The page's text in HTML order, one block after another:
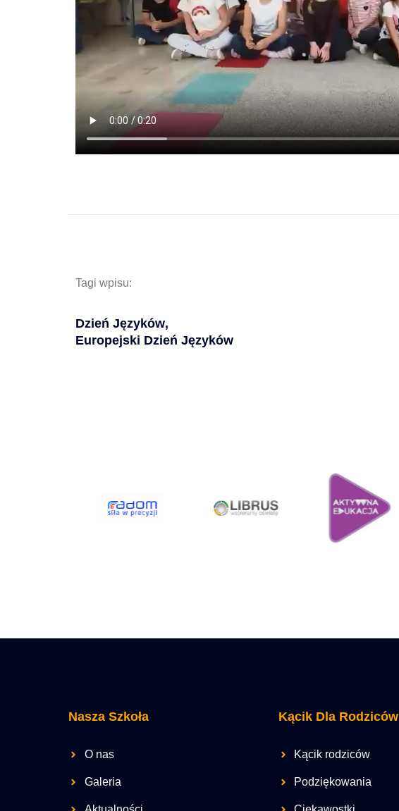
Tagi wpisu:
Dzień Języków,
Europejski Dzień Języków
Nasza Szkoła
O nas
Galeria
Kącik Dla Rodziców
Kącik rodziców
Podziękowania